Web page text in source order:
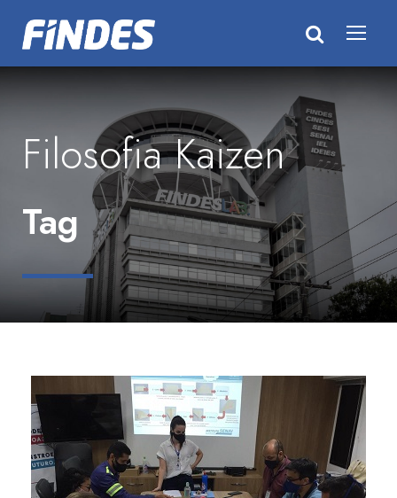
Filosofia Kaizen
Tag